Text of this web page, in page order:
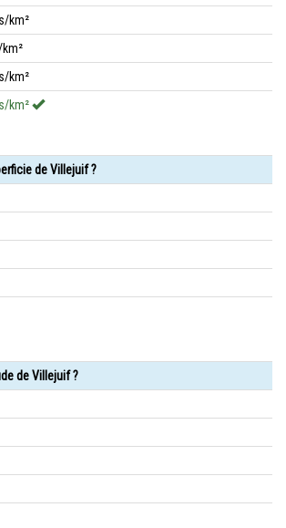
km²
km²
km²
de Villejuif ?
de Villejuif ?